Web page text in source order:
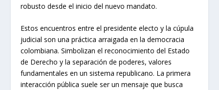
robusto desde el inicio del nuevo mandato.
Estos encuentros entre el presidente electo y la cúpula
judicial son una práctica arraigada en la democracia
colombiana. Simbolizan el reconocimiento del Estado
de Derecho y la separación de poderes, valores
fundamentales en un sistema republicano. La primera
interacción pública suele ser un mensaje que busca